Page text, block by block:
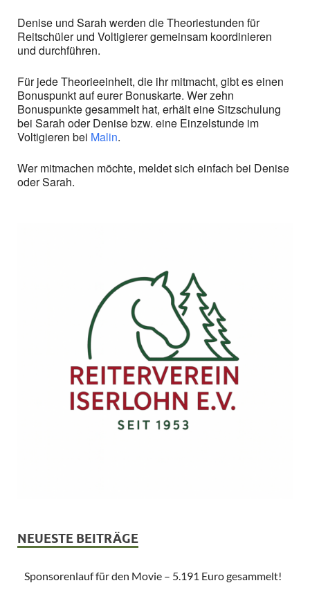
Denise und Sarah werden die Theoriestunden für
Reitschüler und Voltigierer gemeinsam koordinieren
und durchführen.
Für jede Theorieeinheit, die ihr mitmacht, gibt es einen
Bonuspunkt auf eurer Bonuskarte. Wer zehn
Bonuspunkte gesammelt hat, erhält eine Sitzschulung
bei Sarah oder Denise bzw. eine Einzelstunde im
Voltigieren bei Malin.
Wer mitmachen möchte, meldet sich einfach bei Denise
oder Sarah.
NEUESTE BEITRÄGE
Sponsorenlauf für den Movie – 5.191 Euro gesammelt!